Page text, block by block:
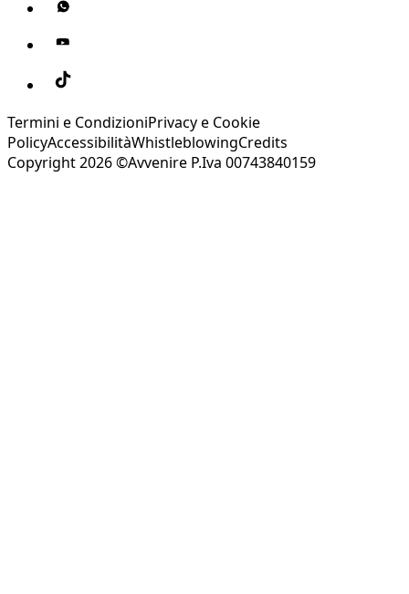
Termini e CondizioniPrivacy e Cookie
PolicyAccessibilitàWhistleblowingCredits
Copyright 2026 ©Avvenire P.Iva 00743840159